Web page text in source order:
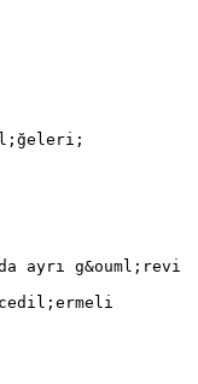
ayrı g&ouml;revi